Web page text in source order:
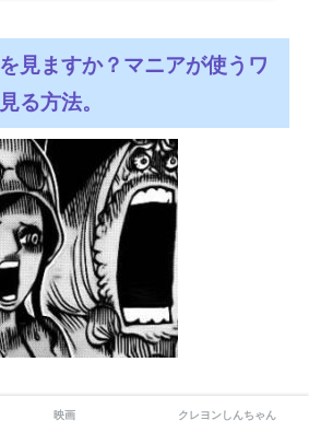
見ますか？マニアが使うワ
る方法。
映画 クレヨンしんちゃん